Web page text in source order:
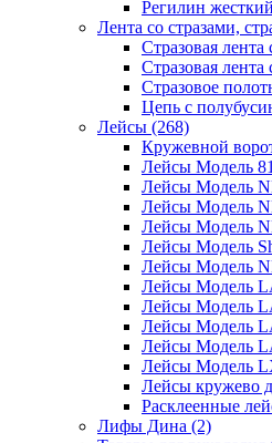
Регилин
Лента со стразами,
Стразовая
Стразовая
Стразовое
Цепь с
Лейсы (268)
Кружевной
Лейсы Модель
Лейсы Модель
Лейсы Модель
Лейсы Модель
Лейсы Модель
Лейсы Модель
Лейсы Модель
Лейсы Модель
Лейсы Модель
Лейсы Модель
Лейсы Модель
Лейсы кружево
Расклеенные
Лифы Дина (2)